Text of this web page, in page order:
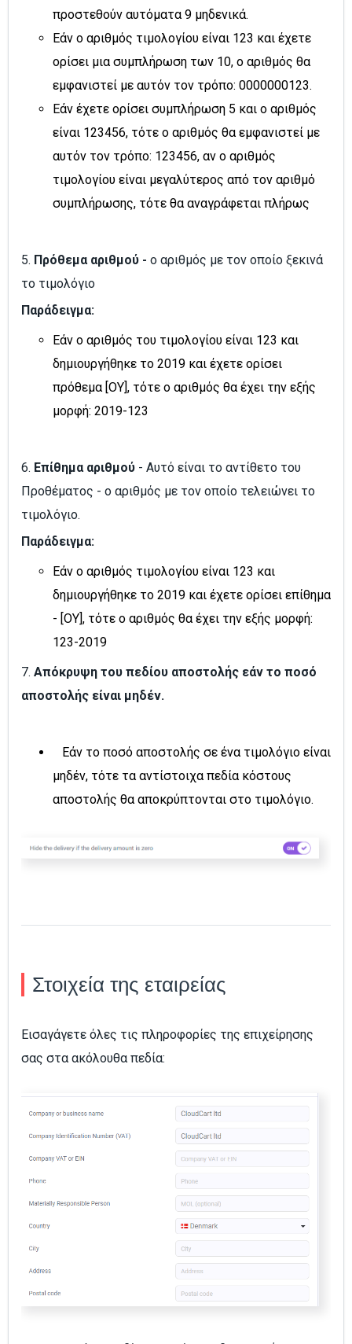
προστεθούν αυτόματα 9 μηδενικά.
Εάν ο αριθμός τιμολογίου είναι 123 και έχετε
ορίσει μια συμπλήρωση των 10, ο αριθμός θα
εμφανιστεί με αυτόν τον τρόπο: 0000000123.
Εάν έχετε ορίσει συμπλήρωση 5 και ο αριθμός
είναι 123456, τότε ο αριθμός θα εμφανιστεί με
αυτόν τον τρόπο: 123456, αν ο αριθμός
τιμολογίου είναι μεγαλύτερος από τον αριθμό
συμπλήρωσης, τότε θα αναγράφεται πλήρως
5. Πρόθεμα αριθμού - ο αριθμός με τον οποίο ξεκινά
το τιμολόγιο
Παράδειγμα:
Εάν ο αριθμός του τιμολογίου είναι 123 και
δημιουργήθηκε το 2019 και έχετε ορίσει
πρόθεμα [OY], τότε ο αριθμός θα έχει την εξής
μορφή: 2019-123
6. Επίθημα αριθμού - Αυτό είναι το αντίθετο του
Προθέματος - ο αριθμός με τον οποίο τελειώνει το
τιμολόγιο.
Παράδειγμα:
Εάν ο αριθμός τιμολογίου είναι 123 και
δημιουργήθηκε το 2019 και έχετε ορίσει επίθημα
- [OY], τότε ο αριθμός θα έχει την εξής μορφή:
123-2019
7. Απόκρυψη του πεδίου αποστολής εάν το ποσό
αποστολής είναι μηδέν.
Εάν το ποσό αποστολής σε ένα τιμολόγιο είναι
μηδέν, τότε τα αντίστοιχα πεδία κόστους
αποστολής θα αποκρύπτονται στο τιμολόγιο.
Στοιχεία της εταιρείας
Εισαγάγετε όλες τις πληροφορίες της επιχείρησης
σας στα ακόλουθα πεδία: